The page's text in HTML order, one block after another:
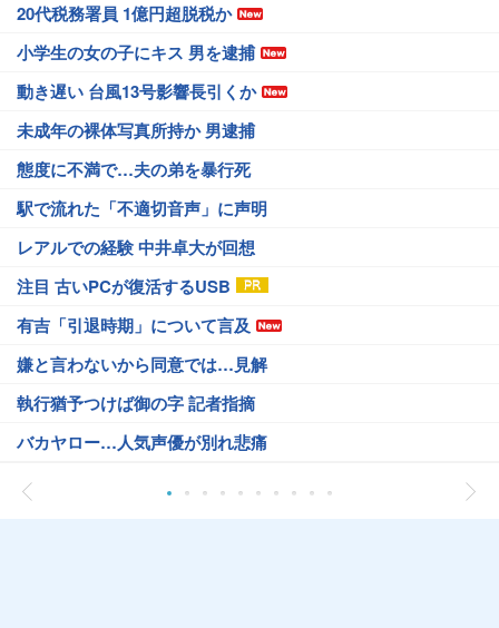
20代税務署員 1億円超脱税か
小学生の女の子にキス 男を逮捕
動き遅い 台風13号影響長引くか
未成年の裸体写真所持か 男逮捕
態度に不満で…夫の弟を暴行死
駅で流れた「不適切音声」に声明
レアルでの経験 中井卓大が回想
注目 古いPCが復活するUSB
有吉「引退時期」について言及
嫌と言わないから同意では…見解
執行猶予つけば御の字 記者指摘
バカヤロー…人気声優が別れ悲痛